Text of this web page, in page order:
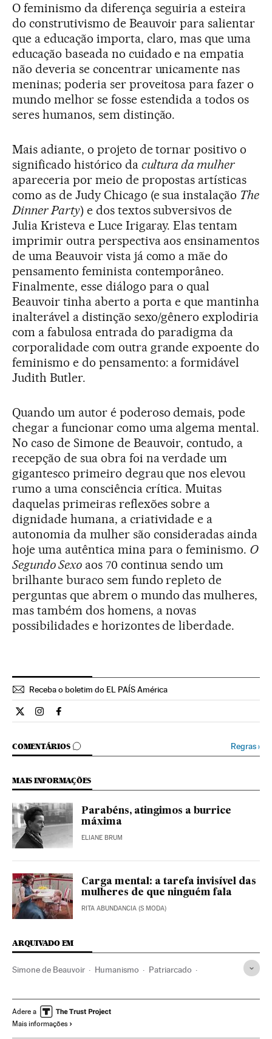
O feminismo da diferença seguiria a esteira
do construtivismo de Beauvoir para salientar
que a educação importa, claro, mas que uma
educação baseada no cuidado e na empatia
não deveria se concentrar unicamente nas
meninas; poderia ser proveitosa para fazer o
mundo melhor se fosse estendida a todos os
seres humanos, sem distinção.
Mais adiante, o projeto de tornar positivo o
significado histórico da cultura da mulher
apareceria por meio de propostas artísticas
como as de Judy Chicago (e sua instalação The
Dinner Party) e dos textos subversivos de
Julia Kristeva e Luce Irigaray. Elas tentam
imprimir outra perspectiva aos ensinamentos
de uma Beauvoir vista já como a mãe do
pensamento feminista contemporâneo.
Finalmente, esse diálogo para o qual
Beauvoir tinha aberto a porta e que mantinha
inalterável a distinção sexo/gênero explodiria
com a fabulosa entrada do paradigma da
corporalidade com outra grande expoente do
feminismo e do pensamento: a formidável
Judith Butler.
Quando um autor é poderoso demais, pode
chegar a funcionar como uma algema mental.
No caso de Simone de Beauvoir, contudo, a
recepção de sua obra foi na verdade um
gigantesco primeiro degrau que nos elevou
rumo a uma consciência crítica. Muitas
daquelas primeiras reflexões sobre a
dignidade humana, a criatividade e a
autonomia da mulher são consideradas ainda
hoje uma autêntica mina para o feminismo. O
Segundo Sexoaos 70 continua sendo um
brilhante buraco sem fundo repleto de
perguntas que abrem o mundo das mulheres,
mas também dos homens, a novas
possibilidades e horizontes de liberdade.
Receba o boletim do EL PAÍS América
Cultura El País Brasil en Twitter
Cultura El País Brasil en Instagram
Cultura El País Brasil en Facebook
COMENTÁRIOS
COMENTÁRIOS Regras›
MAIS INFORMAÇÕES
Parabéns, atingimos a burrice
máxima
ELIANE BRUM
Carga mental: a tarefa invisível das
mulheres de que ninguém fala
RITA ABUNDANCIA (S MODA)
ARQUIVADO EM
Simone de Beauvoir Humanismo Patriarcado
Desigualdade social Feminismo
Movimentos sociais
Adere a
Mais informações